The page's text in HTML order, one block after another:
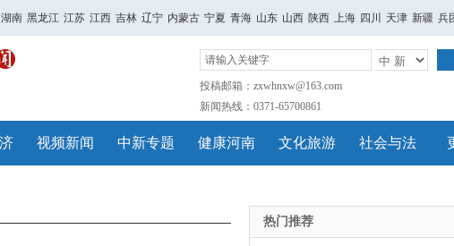
湖南 黑龙江 江苏 江西 吉林 辽宁 内蒙古 宁夏 青海 山东 山西 陕西 上海 四川 天津 新疆 兵
投稿邮箱：zxwhnxw@163.com
新闻热线：0371-65700861
视频新闻 中新专题 健康河南 文化旅游 社会与法
热门推荐